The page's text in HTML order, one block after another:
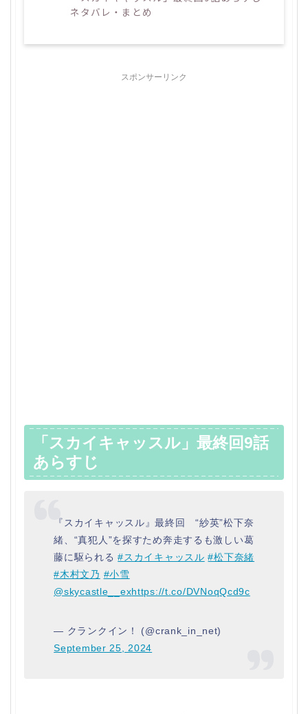
ネタバレ・まとめ
スポンサーリンク
「スカイキャッスル」最終回9話
あらすじ
『スカイキャッスル』最終回 “紗英”松下奈
緒、“真犯人”を探すため奔走するも激しい葛
藤に駆られる#スカイキャッスル #松下奈緒
#木村文乃 #小雪
@skycastle__exhttps://t.co/DVNoqQcd9c
— クランクイン！ (@crank_in_net)
September 25, 2024